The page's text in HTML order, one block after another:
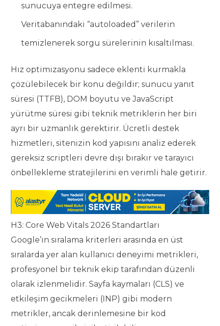
sunucuya entegre edilmesi.
Veritabanındaki “autoloaded” verilerin
temizlenerek sorgu sürelerinin kısaltılması.
Hız optimizasyonu sadece eklenti kurmakla
çözülebilecek bir konu değildir; sunucu yanıt
süresi (TTFB), DOM boyutu ve JavaScript
yürütme süresi gibi teknik metriklerin her biri
ayrı bir uzmanlık gerektirir. Ücretli destek
hizmetleri, sitenizin kod yapısını analiz ederek
gereksiz scriptleri devre dışı bırakır ve tarayıcı
önbellekleme stratejilerini en verimli hale getirir.
H3: Core Web Vitals 2026 Standartları
Google’ın sıralama kriterleri arasında en üst
sıralarda yer alan kullanıcı deneyimi metrikleri,
profesyonel bir teknik ekip tarafından düzenli
olarak izlenmelidir. Sayfa kaymaları (CLS) ve
etkileşim gecikmeleri (INP) gibi modern
metrikler, ancak derinlemesine bir kod